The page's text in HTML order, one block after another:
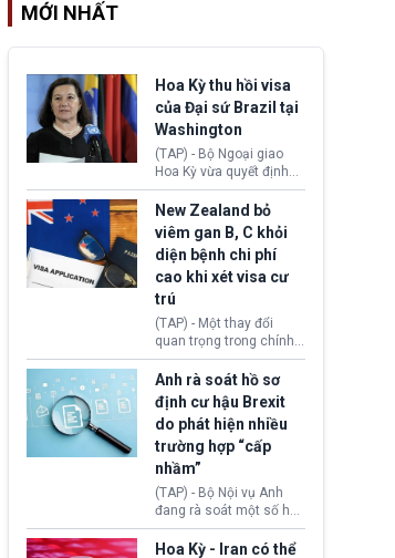
MỚI NHẤT
Hoa Kỳ thu hồi visa
của Đại sứ Brazil tại
Washington
(TAP) - Bộ Ngoại giao
Hoa Kỳ vừa quyết định
thu hồi thị thực (visa)
của bà Maria Luiza
Ribeiro Viotti - Đại sứ
Brazil tại Washington.
Động thái trên diễn ra
trong bối cảnh tranh
chấp ngoại giao giữa
chính quyền Tổng thống
Donald Trump và chính
phủ cánh tả Tổng thống
da Silva đang leo thang
gay gắt.
New Zealand bỏ
viêm gan B, C khỏi
diện bệnh chi phí
cao khi xét visa cư
trú
(TAP) - Một thay đổi
quan trọng trong chính
sách nhập cư của New
Zealand đang mở ra
thêm cơ hội cho nhiều
người muốn định cư. Từ
nay, người mắc viêm
gan B hoặc viêm gan C
sẽ không còn bị mặc
định không đáp ứng tiêu
chuẩn sức khỏe chỉ vì
chi phí điều trị khi nộp hồ
Anh rà soát hồ sơ
định cư hậu Brexit
do phát hiện nhiều
trường hợp “cấp
nhầm”
(TAP) - Bộ Nội vụ Anh
đang rà soát một số hồ
sơ thuộc Chương trình
Định cư EU (EU
Hoa Kỳ - Iran có thể